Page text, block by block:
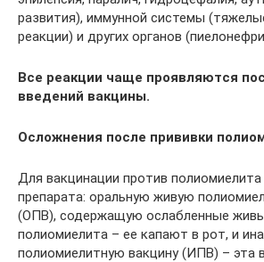
развития), иммунной системы
реакции) и других органов
Все реакции чаще проявляются
введений вакцины.
Осложнения после прививки
Для вакцинации против
препарата: оральную живую
(ОПВ), содержащую ослабленные
полиомиелита – ее капают в рот, и
полиомиелитную вакцину (ИПВ) – эта